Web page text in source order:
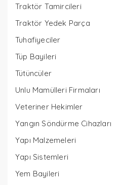
Traktör Tamircileri
Traktör Yedek Parça
Tuhafiyeciler
Tüp Bayileri
Tütüncüler
Unlu Mamülleri Firmaları
Veteriner Hekimler
Yangın Söndürme Cihazları
Yapı Malzemeleri
Yapı Sistemleri
Yem Bayileri